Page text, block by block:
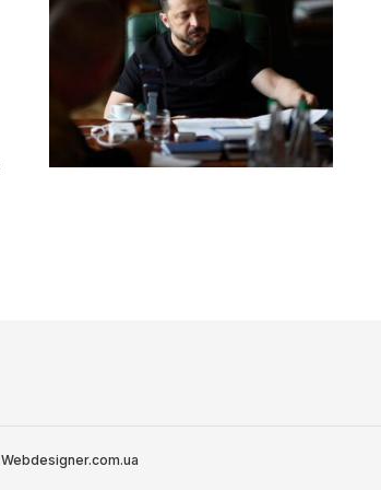
Webdesigner.com.ua